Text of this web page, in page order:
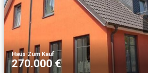
Haus·Zum Kauf
270.000 €